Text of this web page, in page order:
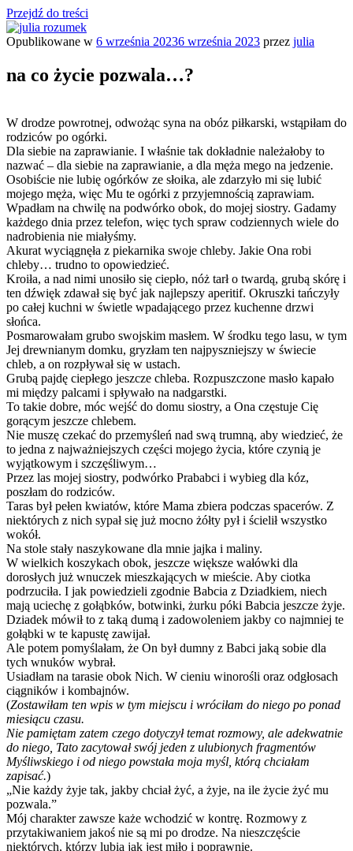
Przejdź do treści
Opublikowane w 6 września 20236 września 2023 przez julia
na co życie pozwala…?
W drodze powrotnej, odwożąc syna na obóz piłkarski, wstąpiłam do
rodziców po ogórki.
Dla siebie na zaprawianie. I właśnie tak dokładnie należałoby to
nazwać – dla siebie na zaprawianie, a dla męża mego na jedzenie.
Osobiście nie lubię ogórków ze słoika, ale zdarzyło mi się lubić
mojego męża, więc Mu te ogórki z przyjemnością zaprawiam.
Wpadłam na chwilę na podwórko obok, do mojej siostry. Gadamy
każdego dnia przez telefon, więc tych spraw codziennych wiele do
nadrobienia nie miałyśmy.
Akurat wyciągnęła z piekarnika swoje chleby. Jakie Ona robi
chleby… trudno to opowiedzieć.
Kroiła, a nad nimi unosiło się ciepło, nóż tarł o twardą, grubą skórę i
ten dźwięk zdawał się być jak najlepszy aperitif. Okruszki tańczyły
po całej kuchni w świetle wpadającego przez kuchenne drzwi
słońca.
Posmarowałam grubo swojskim masłem. W środku tego lasu, w tym
Jej drewnianym domku, gryzłam ten najpyszniejszy w świecie
chleb, a on rozpływał się w ustach.
Grubą pajdę ciepłego jeszcze chleba. Rozpuszczone masło kapało
mi między palcami i spływało na nadgarstki.
To takie dobre, móc wejść do domu siostry, a Ona częstuje Cię
gorącym jeszcze chlebem.
Nie muszę czekać do przemyśleń nad swą trumną, aby wiedzieć, że
to jedna z najważniejszych części mojego życia, które czynią je
wyjątkowym i szczęśliwym…
Przez las mojej siostry, podwórko Prababci i wybieg dla kóz,
poszłam do rodziców.
Taras był pełen kwiatów, które Mama zbiera podczas spacerów. Z
niektórych z nich sypał się już mocno żółty pył i ścielił wszystko
wokół.
Na stole stały naszykowane dla mnie jajka i maliny.
W wielkich koszykach obok, jeszcze większe wałówki dla
dorosłych już wnuczek mieszkających w mieście. Aby ciotka
podrzuciła. I jak powiedzieli zgodnie Babcia z Dziadkiem, niech
mają uciechę z gołąbków, botwinki, żurku póki Babcia jeszcze żyje.
Dziadek mówił to z taką dumą i zadowoleniem jakby co najmniej te
gołąbki w te kapustę zawijał.
Ale potem pomyślałam, że On był dumny z Babci jaką sobie dla
tych wnuków wybrał.
Usiadłam na tarasie obok Nich. W cieniu winorośli oraz odgłosach
ciągników i kombajnów.
(Zostawiłam ten wpis w tym miejscu i wróciłam do niego po ponad
miesiącu czasu.
Nie pamiętam zatem czego dotyczył temat rozmowy, ale adekwatnie
do niego, Tato zacytował swój jeden z ulubionych fragmentów
Myśliwskiego i od niego powstała moja myśl, którą chciałam
zapisać.)
„Nie każdy żyje tak, jakby chciał żyć, a żyje, na ile życie żyć mu
pozwala.”
Mój charakter zawsze każe wchodzić w kontrę. Rozmowy z
przytakiwaniem jakoś nie są mi po drodze. Na nieszczęście
niektórych, którzy lubią jak jest miło i poprawnie.